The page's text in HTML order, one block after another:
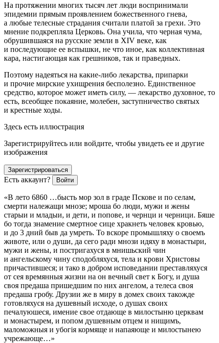
На протяжении многих тысяч лет люди воспринимали
эпидемии прямым проявлением божественного гнева,
а любые телесные страдания считали платой за грехи. Это
мнение подкрепляла Церковь. Она учила, что черная чума,
обрушившаяся на русские земли в XIV веке, как
и последующие ее вспышки, не что иное, как коллективная
кара, настигающая как грешников, так и праведных.
Поэтому надеяться на какие-либо лекарства, припарки
и прочие мирские ухищрения бесполезно. Единственное
средство, которое может иметь силу, — лекарство духовное, то
есть, всеобщее покаяние, молебен, заступничество святых
и крестные ходы.
Здесь есть иллюстрация
Зарегистрируйтесь или войдите, чтобы увидеть ее и другие
изображения
Зарегистрироваться
Есть аккаунт? Войти
«В лето 6860 …бысть мор зол в граде Пскове и по селам,
смерти належащи мнозе; мроша бо люди, мужи и жены
старыи и младыи, и дети, и попове, и чернци и черници. Бяше
бо тогда знамение смертное сице хракнеть человек кровью,
и до 3 дний быв да умреть. То вскоре промышляху о своемъ
животе, или о души, да сего ради мнози идяху в монастыри,
мужи и жены, и постригахуся в мнишьский чин
и ангельскому чину сподобляхуся, тела и крови Христовы
причастившеся; и тако в добром исповедании преставляхуся
от сея времянныя жизни на он вечный свет к Богу, и душа
своя предаша пришедшим по них ангелом, а телеса своя
предаша гробу. Друзии же в миру в домех своих такожде
готовляхуся на душевный исходе, о душах своих
печалуюшеся, имение свое отдающе в милостыню церквам
и монастырем, и попом душевным отцем и нищимъ,
маломожныя и убогія кормяще и напаяюще и милостынею
учрежающе…»